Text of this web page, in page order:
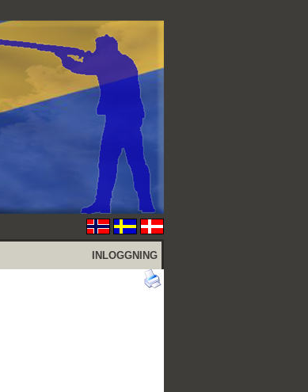
INLOGGNING